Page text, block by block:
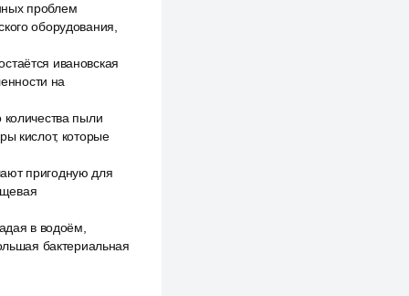
проблем
оборудования,
ивановская
на
количества пыли
кислот, которые
пригодную для
в водоём,
бактериальная